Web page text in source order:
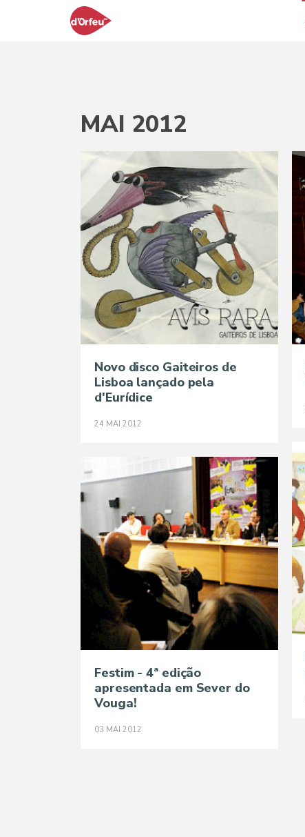
MAI 2012
Novo disco Gaiteiros de
Lisboa lançado pela
d'Eurídice
24 MAI 2012
Festim - 4ª edição
apresentada em Sever do
Vouga!
03 MAI 2012